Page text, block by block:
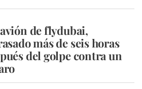
de flydubai,
más de seis horas
del golpe contra un